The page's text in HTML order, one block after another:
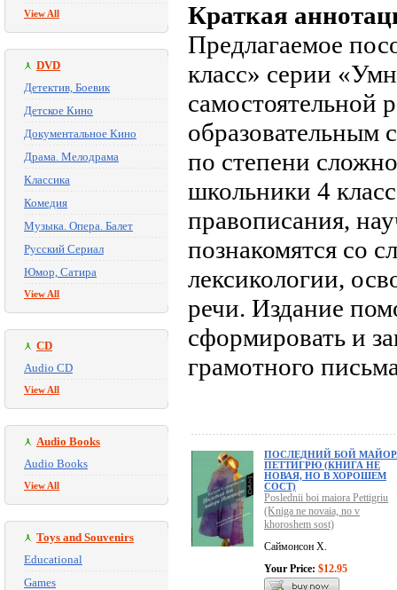
View All
DVD
Детектив, Боевик
Детское Кино
Документальное Кино
Драма. Мелодрама
Классика
Комедия
Музыка. Опера. Балет
Русский Сериал
Юмор, Сатира
View All
CD
Audio CD
View All
Audio Books
Audio Books
View All
Toys and Souvenirs
Educational
Games
Краткая
Предлагаемое
класс» серии
самостоятельной
образовательным
по степени
школьники 4
правописания,
познакомятся со
лексикологии,
речи. Издание
сформировать и
грамотного
ПОСЛЕДНИЙ БОЙ
ПЕТТИГРЮ (КНИГА НЕ
НОВАЯ, НО В ХОРОШЕМ
СОСТ)
Poslednii boi maiora Pettigriu
(Kniga ne novaia, no v
khoroshem sost)
Саймонсон Х.
Your Price: $12.95